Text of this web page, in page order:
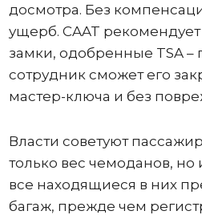
досмотра. Без
ущерб. CAAT рекомендует
замки, одобренные TSA –
сотрудник сможет его
мастер-ключа и без
Власти советуют
только вес чемоданов,
все находящиеся в них
багаж, прежде чем